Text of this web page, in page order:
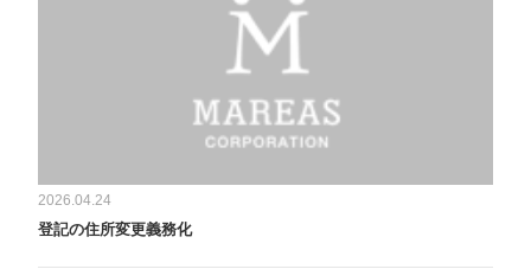
2026.04.24
登記の住所変更義務化